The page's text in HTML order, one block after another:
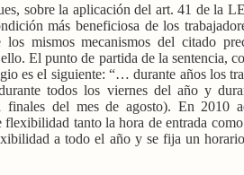
sobre la aplicación del art. 41 de la
más beneficiosa de los
los mismos mecanismos del citado
El punto de partida de la sentencia,
es el siguiente: “… durante años los
todos los viernes del año y
finales del mes de agosto). En 2010
flexibilidad tanto la hora de entrada
a todo el año y se fija un